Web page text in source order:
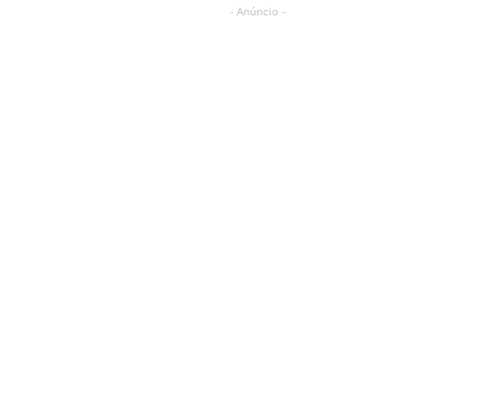
- Anúncio -